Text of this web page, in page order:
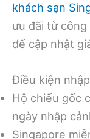
khách sạn
ưu đãi từ
để cập nhật
Điều kiện
Hộ chiếu gốc
ngày nhập
Singapore